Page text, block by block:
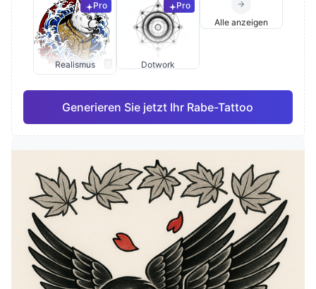
Pro
Realismus
Pro
Dotwork
Alle anzeigen
Generieren Sie jetzt Ihr Rabe-Tattoo